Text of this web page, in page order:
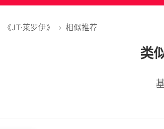
《JT·莱罗伊》 › 相似推荐
类